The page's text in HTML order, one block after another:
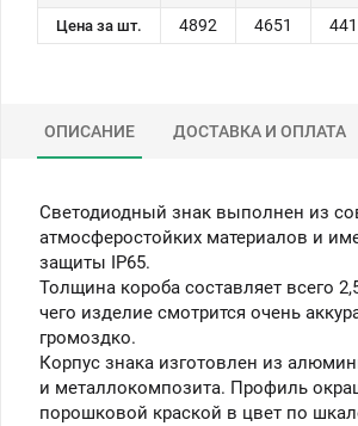
Цена за шт.
4892 4651
ОПИСАНИЕ ДОСТАВКА И ОПЛАТА
Светодиодный знак выполнен из
атмосферостойких материалов и
защиты IP65.
Толщина короба составляет всего
чего изделие смотрится очень
громоздко.
Корпус знака изготовлен из
и металлокомпозита. Профиль
порошковой краской в цвет по